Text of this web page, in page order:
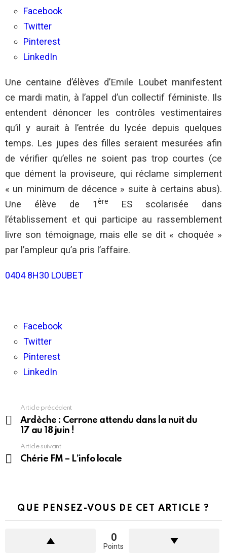
Facebook
Twitter
Pinterest
LinkedIn
Une centaine d’élèves d’Emile Loubet manifestent
ce mardi matin, à l’appel d’un collectif féministe. Ils
entendent dénoncer les contrôles vestimentaires
qu’il y aurait à l’entrée du lycée depuis quelques
temps. Les jupes des filles seraient mesurées afin
de vérifier qu’elles ne soient pas trop courtes (ce
que dément la proviseure, qui réclame simplement
« un minimum de décence » suite à certains abus).
Une élève de 1ère
ES scolarisée dans
l’établissement et qui participe au rassemblement
livre son témoignage, mais elle se dit « choquée »
par l’ampleur qu’a pris l’affaire.
0404 8H30 LOUBET
Facebook
Twitter
Pinterest
LinkedIn
voir
Article précédent
Ardèche : Cerrone attendu dans la nuit du
17 au 18 juin !
Article suivant
Chérie FM – L’info locale
QUE PENSEZ-VOUS DE CET ARTICLE ?
0
Points